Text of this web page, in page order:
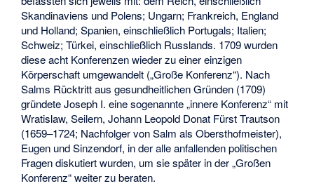
Skandinaviens und Polens; Ungarn; Frankreich, England
und Holland; Spanien, einschließlich Portugals; Italien;
Schweiz; Türkei, einschließlich Russlands. 1709 wurden
diese acht Konferenzen wieder zu einer einzigen
Körperschaft umgewandelt („Große Konferenz“). Nach
Salms Rücktritt aus gesundheitlichen Gründen (1709)
gründete Joseph I. eine sogenannte „innere Konferenz“ mit
Wratislaw, Seilern, Johann Leopold Donat Fürst Trautson
(1659–1724; Nachfolger von Salm als Obersthofmeister),
Eugen und Sinzendorf, in der alle anfallenden politischen
Fragen diskutiert wurden, um sie später in der „Großen
Konferenz“ weiter zu beraten.